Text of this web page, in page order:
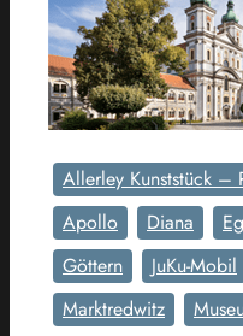
Allerley Kunststück –
Apollo
Diana
Göttern
JuKu-Mobil
Marktredwitz